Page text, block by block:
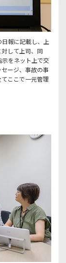
報に記載し、上
して上司、同
をネット上で交
ージ、事故の事
ここで一元管理